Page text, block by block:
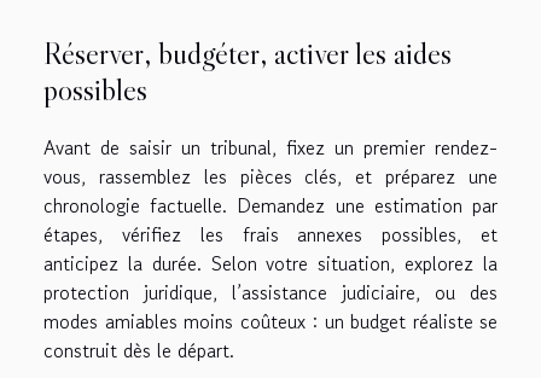
Réserver, budgéter, activer les aides
possibles
Avant de saisir un tribunal, fixez un premier rendez-
vous, rassemblez les pièces clés, et préparez une
chronologie factuelle. Demandez une estimation par
étapes, vérifiez les frais annexes possibles, et
anticipez la durée. Selon votre situation, explorez la
protection juridique, l’assistance judiciaire, ou des
modes amiables moins coûteux : un budget réaliste se
construit dès le départ.